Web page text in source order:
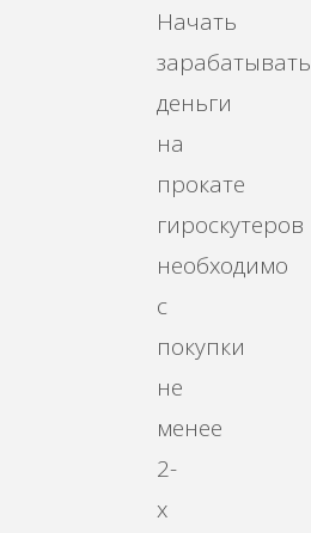
Начать
зарабатывать
деньги
на
прокате
гироскутеров
необходимо
с
покупки
не
менее
2-
х